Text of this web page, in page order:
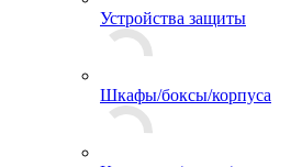
Устройства защиты
Шкафы/боксы/корпуса